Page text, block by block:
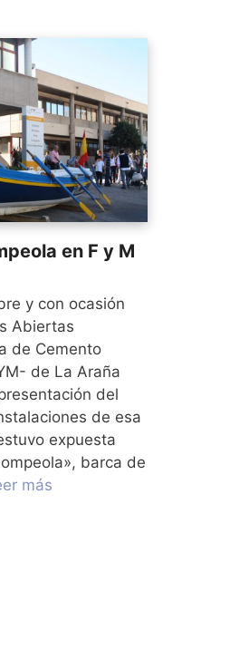
en F y M
y con ocasión
Abiertas
de Cemento
de La Araña
del
de esa
expuesta
barca de
más